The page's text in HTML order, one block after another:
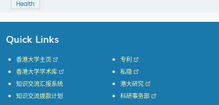
Health
Quick Links
香港大学主页
香港大学学术库
知识交流汇报系统
知识交流拨款计划
专利
私隐
港大研究
科研事务部